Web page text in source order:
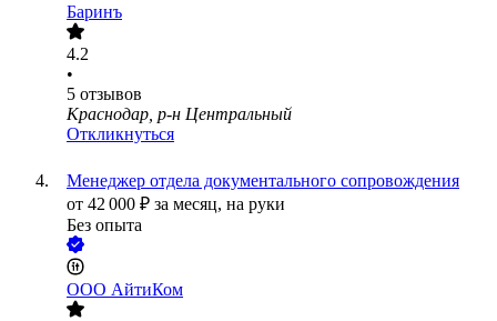
Баринъ
4.2
•
5 отзывов
Краснодар, р-н Центральный
Откликнуться
Менеджер отдела документального сопровождения
от 42 000 ₽ за месяц, на руки
Без опыта
ООО АйтиКом